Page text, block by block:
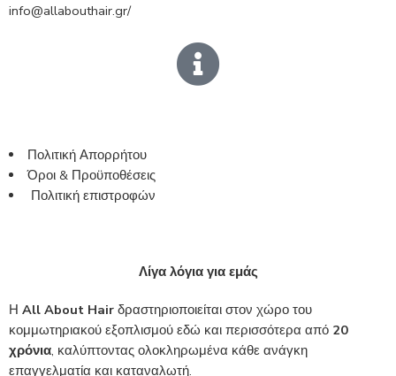
info@allabouthair.gr/
Πολιτική Απορρήτου
Όροι & Προϋποθέσεις
Πολιτική επιστροφών
Λίγα λόγια για εμάς
Η All About Hair δραστηριοποιείται στον χώρο του
κομμωτηριακού εξοπλισμού εδώ και περισσότερα από 20
χρόνια, καλύπτοντας ολοκληρωμένα κάθε ανάγκη
επαγγελματία και καταναλωτή.